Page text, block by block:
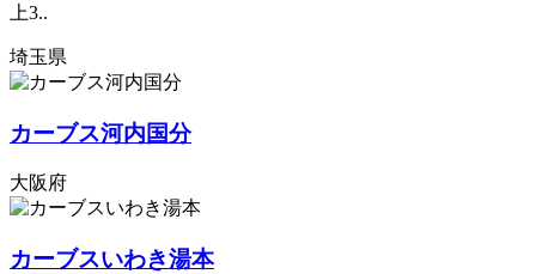
上3..
埼玉県
カーブス河内国分
大阪府
カーブスいわき湯本